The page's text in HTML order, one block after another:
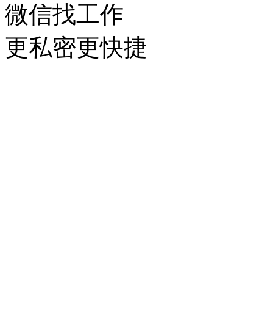
微信找工作
更私密更快捷